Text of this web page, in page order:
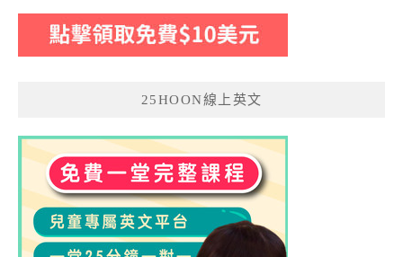
25HOON線上英文